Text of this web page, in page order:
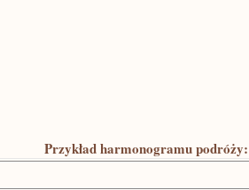
Przykład harmonogramu ‍podróży: